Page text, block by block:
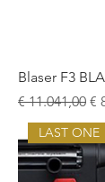
Blaser F3
Normale prijs
€ 11.041,00 €
LAST ONE